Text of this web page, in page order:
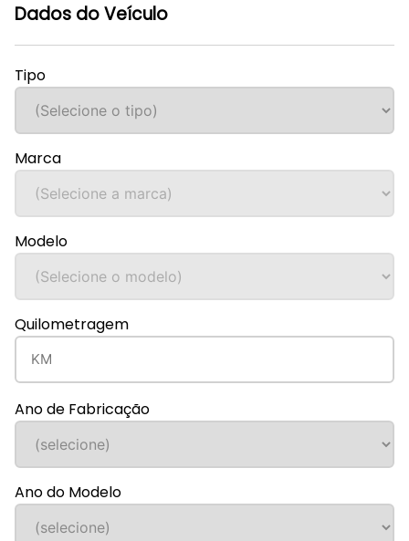
Dados do Veículo
Tipo
Marca
Modelo
Quilometragem
Ano de Fabricação
Ano do Modelo